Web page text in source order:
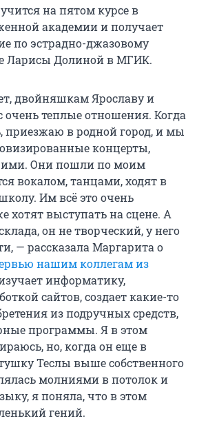
на пятом курсе в
академии и получает
по эстрадно-джазовому
Ларисы Долиной в МГИК.
двойняшкам Ярославу и
очень теплые отношения. Когда
приезжаю в родной город, и мы
концерты,
Они пошли по моим
вокалом, танцами, ходят в
Им всё это очень
хотят выступать на сцене. А
он не творческий, у него
— рассказала Маргарита о
нашим коллегам из
информатику,
сайтов, создает какие-то
из подручных средств,
программы. Я в этом
но, когда он еще в
Теслы выше собственного
молниями в потолок и
я поняла, что в этом
гений.